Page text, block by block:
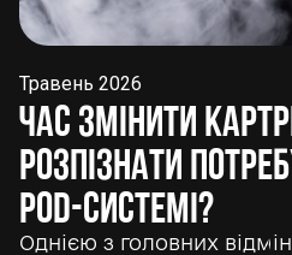
Травень 2026
Час змінити
розпізнати
pod-системі?
Однією з головних